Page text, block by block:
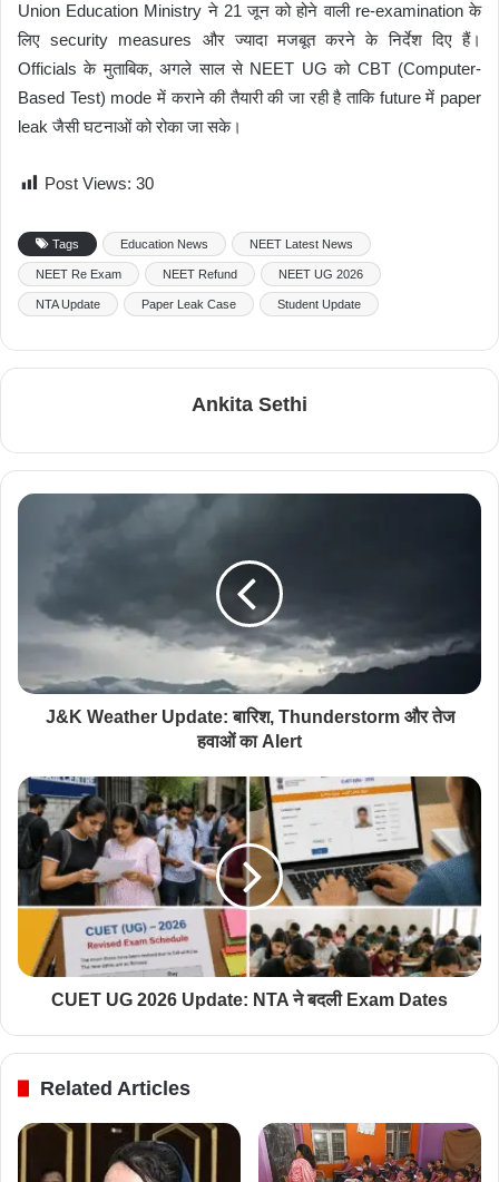
Union Education Ministry ने 21 जून को होने वाली re-examination के
लिए security measures और ज्यादा मजबूत करने के निर्देश दिए हैं।
Officials के मुताबिक, अगले साल से NEET UG को CBT (Computer-
Based Test) mode में कराने की तैयारी की जा रही है ताकि future में paper
leak जैसी घटनाओं को रोका जा सके।
Post Views: 30
Tags Education News NEET Latest News
NEET Re Exam NEET Refund NEET UG 2026
NTA Update Paper Leak Case Student Update
Ankita Sethi
J&K Weather Update: बारिश, Thunderstorm और तेज
हवाओं का Alert
CUET UG 2026 Update: NTA ने बदली Exam Dates
Related Articles